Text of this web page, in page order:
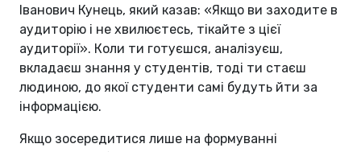
Іванович Кунець, який казав: «Якщо ви заходите в
аудиторію і не хвилюєтесь, тікайте з цієї
аудиторії». Коли ти готуєшся, аналізуєш,
вкладаєш знання у студентів, тоді ти стаєш
людиною, до якої студенти самі будуть йти за
інформацією.
Якщо зосередитися лише на формуванні